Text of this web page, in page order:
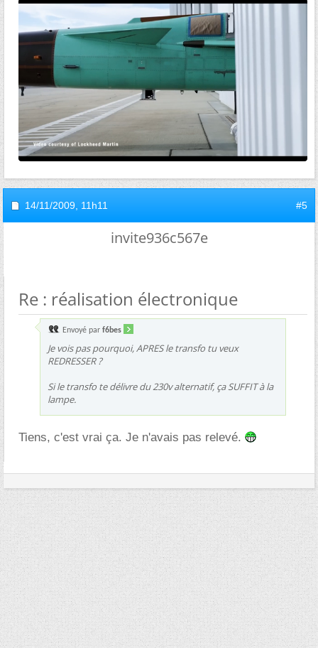
14/11/2009, 11h11 #5
invite936c567e
Re : réalisation électronique
Envoyé par f6bes
Je vois pas pourquoi, APRES le transfo tu veux
REDRESSER ?
Si le transfo te délivre du 230v alternatif, ça SUFFIT à la
lampe.
Tiens, c'est vrai ça. Je n'avais pas relevé.